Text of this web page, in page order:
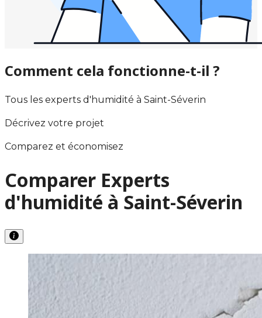
Comment cela fonctionne-t-il ?
Tous les experts d'humidité à Saint-Séverin
Décrivez votre projet
Comparez et économisez
Comparer Experts
d'humidité à Saint-Séverin